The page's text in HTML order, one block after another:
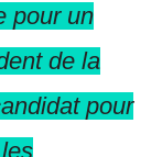
pour un
de la
pour